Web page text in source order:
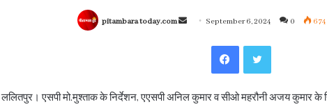
pitambara today.com
Send September 6, 2024 0 674
FacebookTwitter
ललितपुर। एसपी मो.मुश्ताक के निर्देशन, एएसपी अनिल कुमार व सीओ महरौनी अजय कुमार के